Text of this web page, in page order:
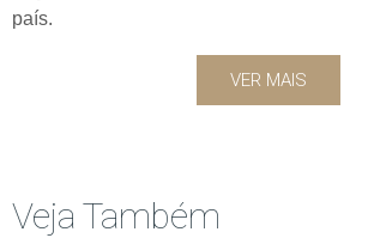
país.
VER MAIS
Veja Também